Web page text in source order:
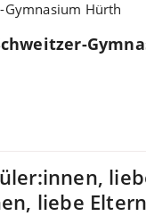
liebe